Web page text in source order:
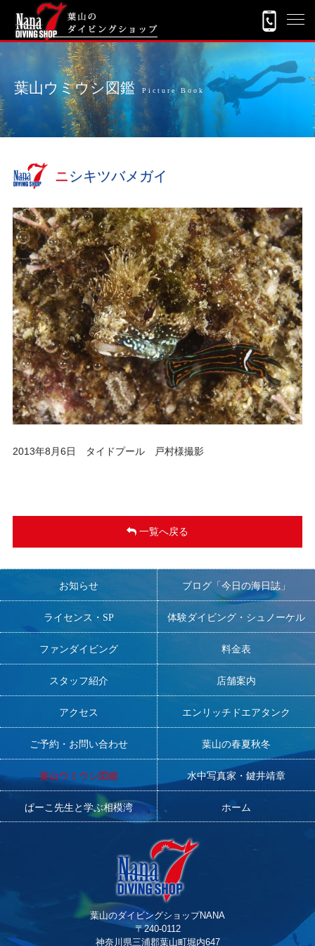
葉山ウミウシ図鑑 Picture Book
ニシキツバメガイ
2013年8月6日 タイドプール 戸村様撮影
一覧へ戻る
お知らせ ブログ「今日の海日誌」
ライセンス・SP 体験ダイビング・シュノーケル
ファンダイビング 料金表
スタッフ紹介 店舗案内
アクセス エンリッチドエアタンク
ご予約・お問い合わせ 葉山の春夏秋冬
葉山ウミウシ図鑑 水中写真家・鍵井靖章
ぱーこ先生と学ぶ相模湾 ホーム
葉山のダイビングショップNANA
〒240-0112
神奈川県三浦郡葉山町堀内647